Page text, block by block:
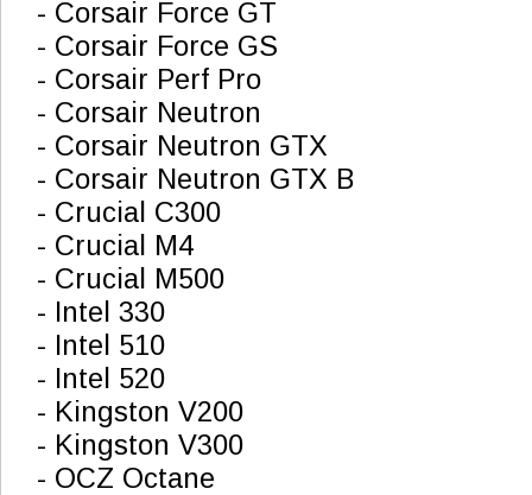
- Corsair Force GT
- Corsair Force GS
- Corsair Perf Pro
- Corsair Neutron
- Corsair Neutron GTX
- Corsair Neutron GTX B
- Crucial C300
- Crucial M4
- Crucial M500
- Intel 330
- Intel 510
- Intel 520
- Kingston V200
- Kingston V300
- OCZ Octane